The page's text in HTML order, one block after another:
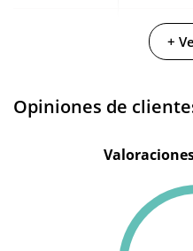
KINK
Negro
Diámetro 4.5 cm
+
Opiniones de